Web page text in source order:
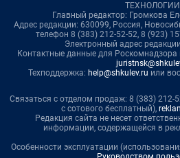
Главный редактор: Громкова
Адрес редакции: 630099, Россия,
телефон 8 (383) 212-52-52, 8 (923)
Электронный адрес
Контактные данные для Роскомнадзора
Техподдержка: help@shkulev.ru или
Связаться с отделом продаж: 8 (383) 212-
с сотового бесплатный),
Редакция сайта не несет
информации, содержащейся в
Особенности эксплуатации